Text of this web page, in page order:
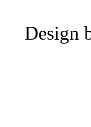
Design